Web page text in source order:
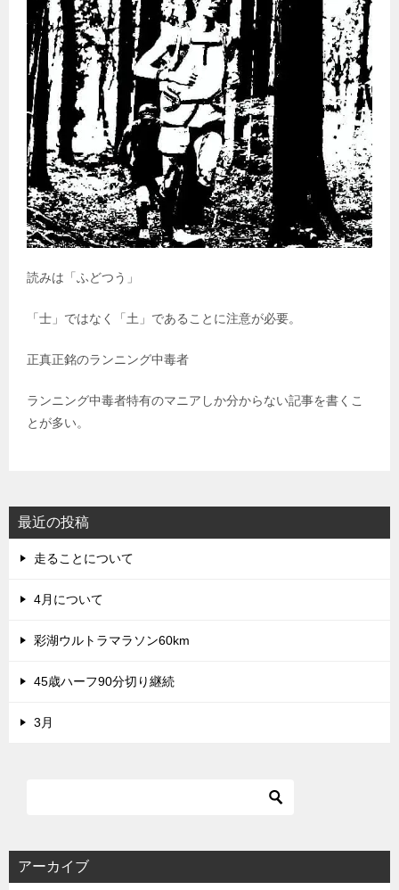
読みは「ふどつう」
「士」ではなく「土」であることに注意が必要。
正真正銘のランニング中毒者
ランニング中毒者特有のマニアしか分からない記事を書くこ
とが多い。
最近の投稿
走ることについて
4月について
彩湖ウルトラマラソン60km
45歳ハーフ90分切り継続
3月
アーカイブ